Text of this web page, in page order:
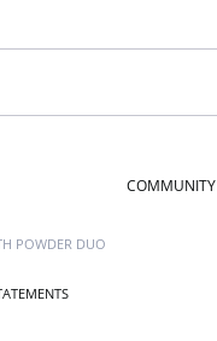
COMMUNITY
POWDER DUO